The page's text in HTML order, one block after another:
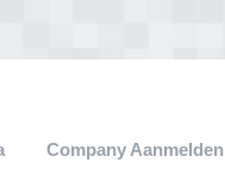
Company Aanmelden